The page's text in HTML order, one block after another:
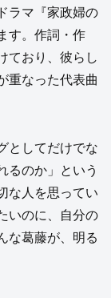
ラマ『家政婦の
す。作詞・作
ており、彼らし
重なった代表曲
としてだけでな
るのか」という
な人を思ってい
いのに、自分の
な葛藤が、明る